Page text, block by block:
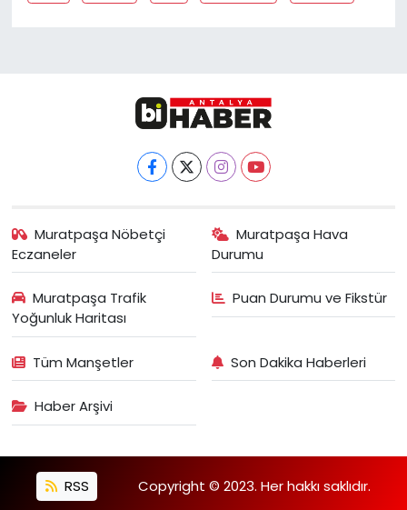
Muratpaşa Nöbetçi
Eczaneler
Muratpaşa Hava
Durumu
Muratpaşa Trafik
Yoğunluk Haritası
Puan Durumu ve Fikstür
Tüm Manşetler Son Dakika Haberleri
Haber Arşivi
RSS Copyright © 2023. Her hakkı saklıdır.